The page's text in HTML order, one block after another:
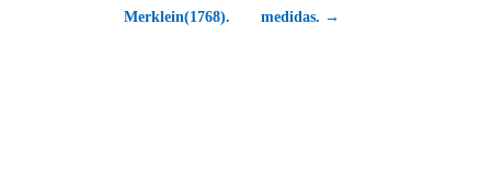
Merklein(1768).
medidas. →